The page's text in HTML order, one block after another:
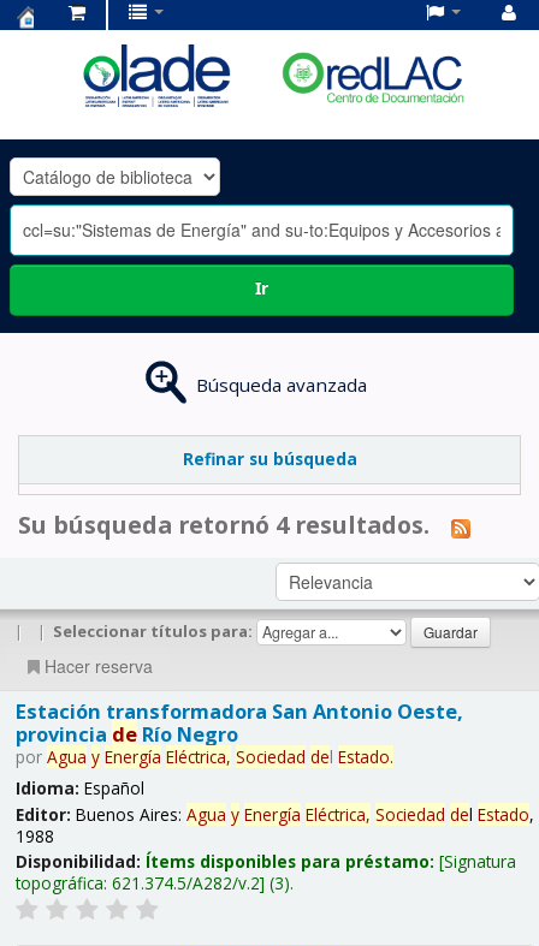
OLADE
-
Ir
Búsqueda avanzada
Refinar su búsqueda
Su búsqueda retornó 4 resultados.
| | Seleccionar títulos para:
Hacer reserva
Estación transformadora San Antonio Oeste,
provincia deRío Negro
por Agua y Energía Eléctrica, Sociedad del Estado.
Idioma: Español
Editor: Buenos Aires: Agua y Energía Eléctrica, Sociedad del Estado,
1988
Disponibilidad: Ítems disponibles para préstamo: Signatura
topográfica: 621.374.5/A282/v.2 (3).